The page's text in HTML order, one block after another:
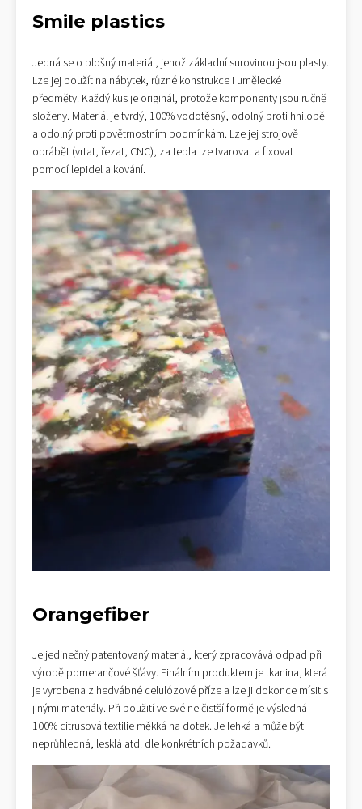
Smile plastics
Jedná se o plošný materiál, jehož základní surovinou jsou plasty.
Lze jej použít na nábytek, různé konstrukce i umělecké
předměty. Každý kus je originál, protože komponenty jsou ručně
složeny. Materiál je tvrdý, 100% vodotěsný, odolný proti hnilobě
a odolný proti povětrnostním podmínkám. Lze jej strojově
obrábět (vrtat, řezat, CNC), za tepla lze tvarovat a fixovat
pomocí lepidel a kování.
Orangefiber
Je jedinečný patentovaný materiál, který zpracovává odpad při
výrobě pomerančové šťávy. Finálním produktem je tkanina, která
je vyrobena z hedvábné celulózové příze a lze ji dokonce mísit s
jinými materiály. Při použití ve své nejčistší formě je výsledná
100% citrusová textilie měkká na dotek. Je lehká a může být
neprůhledná, lesklá atd. dle konkrétních požadavků.